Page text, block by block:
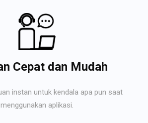
Cepat dan Mudah
instan untuk kendala apa pun saat
menggunakan aplikasi.